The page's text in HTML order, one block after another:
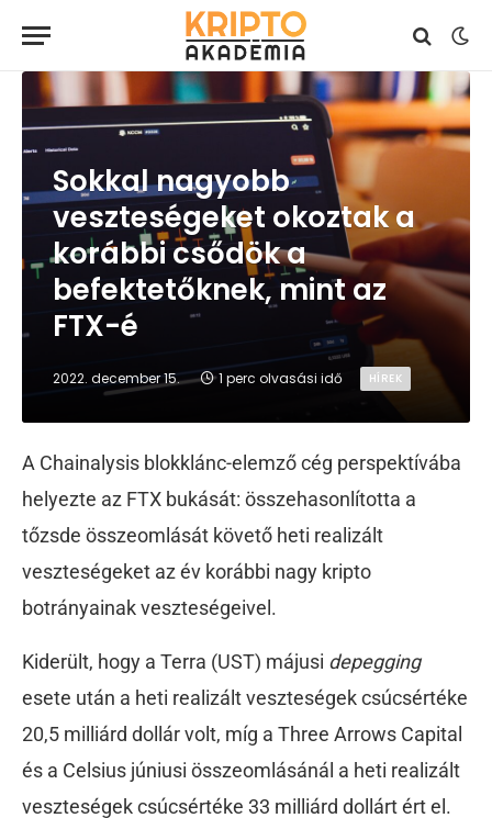
Sokkal nagyobb
veszteségeket okoztak a
korábbi csődök a
befektetőknek, mint az
FTX-é
2022. december 15. 1 perc olvasási idő HÍREK
A Chainalysis blokklánc-elemző cég perspektívába
helyezte az FTX bukását: összehasonlította a
tőzsde összeomlását követő heti realizált
veszteségeket az év korábbi nagy kripto
botrányainak veszteségeivel.
Kiderült, hogy a Terra (UST) májusi depegging
esete után a heti realizált veszteségek csúcsértéke
20,5 milliárd dollár volt, míg a Three Arrows Capital
és a Celsius júniusi összeomlásánál a heti realizált
veszteségek csúcsértéke 33 milliárd dollárt ért el.